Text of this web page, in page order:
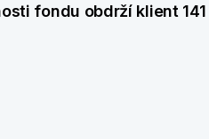
fondu obdrží klient 141